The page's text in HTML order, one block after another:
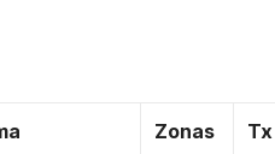
Zonas Tx